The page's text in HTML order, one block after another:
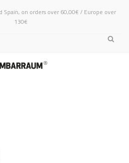
Spain, on orders over 60,00€ / Europe over
130€